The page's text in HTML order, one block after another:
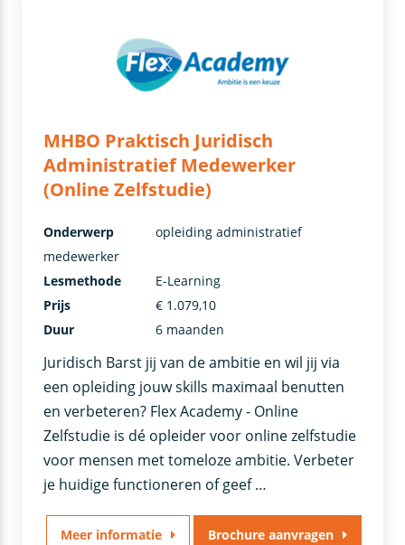
MHBO Praktisch Juridisch
Administratief Medewerker
(Online Zelfstudie)
Juridisch Barst jij van de ambitie en wil jij via
een opleiding jouw skills maximaal benutten
en verbeteren? Flex Academy - Online
Zelfstudie is dé opleider voor online zelfstudie
voor mensen met tomeloze ambitie. Verbeter
je huidige functioneren of geef …
Onderwerp
opleiding administratief
medewerker
Lesmethode
E-Learning
Prijs
€ 1.079,10
Duur
6 maanden
Meer informatie Brochure aanvragen